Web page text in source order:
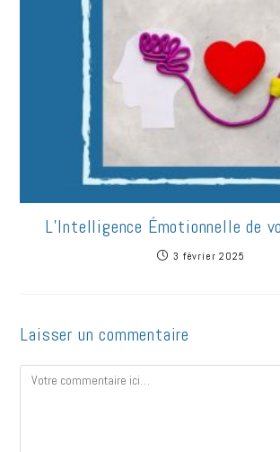
L’Intelligence Émotionnelle de
3 février 2025
Laisser un commentaire